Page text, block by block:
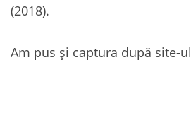
(2018).
Am pus și captura după site-ul